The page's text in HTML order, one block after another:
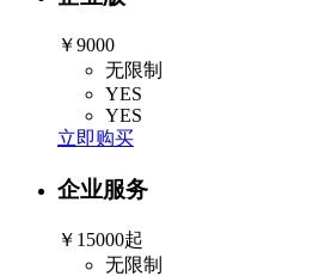
￥9000
无限制
YES
YES
立即购买
企业服务
￥15000起
无限制